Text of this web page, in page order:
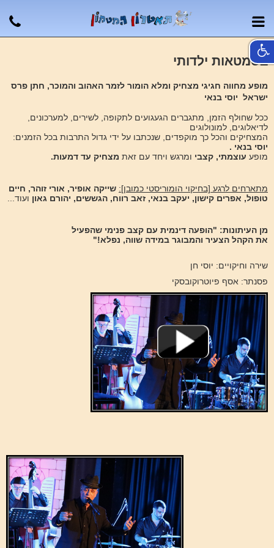
בסמטאות ילדותי
מופע מחווה חגיגי מצחיק ומלא הומור לזמר האהוב והמוכר, חתן פרס
ישראל יוסי בנאי
ככל שחולף הזמן, מתגברים הגעגועים לתקופה, לשירים, למערכונים,
לדיאלוגים, למונולוגים
המצחיקים והכל כך מוקפדים, שנכתבו על ידי גדול התרבות בכל הזמנים:
יוסי בנאי .
מופע עוצמתי, קצבי ומרגש ויחד עם זאת מצחיק עד דמעות.
מתארחים לרגע [בחיקוי הומוריסטי כמובן]: שייקה אופיר, אורי זוהר, חיים
טופול, אפרים קישון, יעקב בנאי, זאב רווח, הגששים, יהורם גאון ועוד...
מן העיתונות: "הופעה דינמית עם קצב פנימי שהפעיל
את הקהל הצעיר והמבוגר במידה שווה, נפלא!"
שירה וחיקויים: יוסי חן
פסנתר: אסף פיוטרוקובסקי